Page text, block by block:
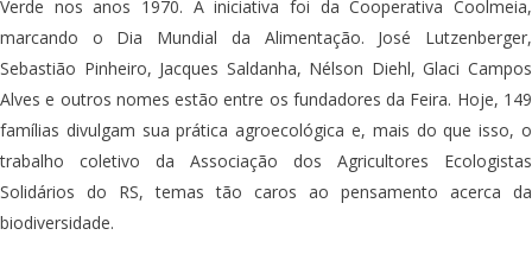
Verde nos anos 1970. A iniciativa foi da Cooperativa Coolmeia,
marcando o Dia Mundial da Alimentação. José Lutzenberger,
Sebastião Pinheiro, Jacques Saldanha, Nélson Diehl, Glaci Campos
Alves e outros nomes estão entre os fundadores da Feira. Hoje, 149
famílias divulgam sua prática agroecológica e, mais do que isso, o
trabalho coletivo da Associação dos Agricultores Ecologistas
Solidários do RS, temas tão caros ao pensamento acerca da
biodiversidade.